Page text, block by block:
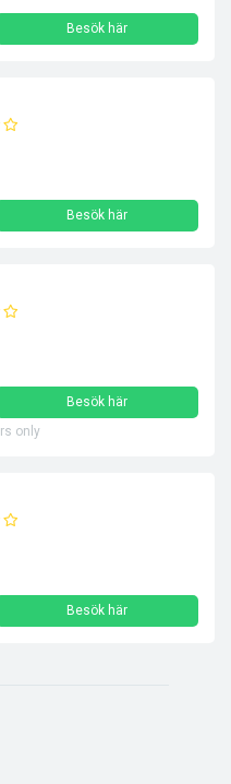
Besök här
Besök här
Besök här
only
Besök här